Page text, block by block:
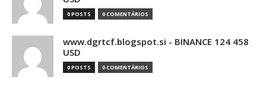
0 POSTS 0 COMENTÁRIOS
www.dgrtcf.blogspot.si - BINANCE 124 458
USD
0 POSTS 0 COMENTÁRIOS